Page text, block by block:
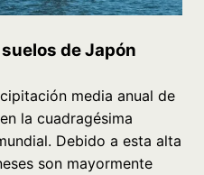
de Japón
media anual de
la cuadragésima
Debido a esta alta
son mayormente